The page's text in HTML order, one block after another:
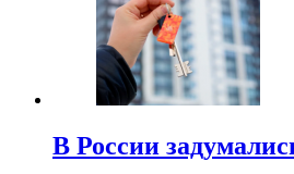
В России